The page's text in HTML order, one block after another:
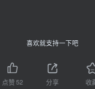
喜欢就支持一下吧
点赞 52 分享 收